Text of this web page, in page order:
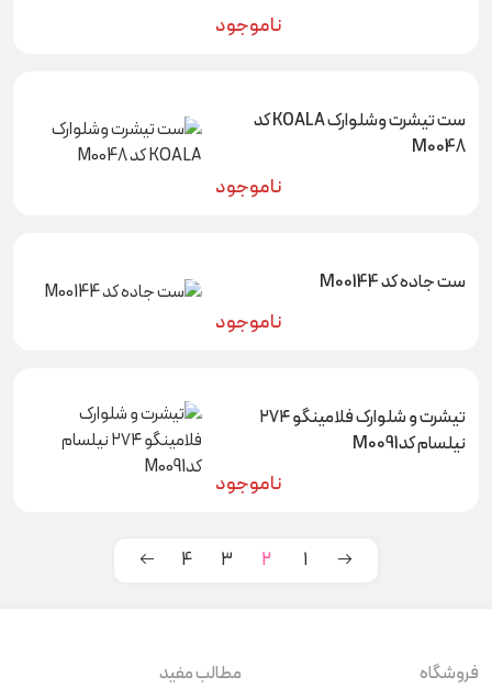
ناموجود
ست تیشرت وشلوارک KOALA کد
M0048
ناموجود
ست جاده کد M00144
ناموجود
تیشرت و شلوارک فلامینگو ۲۷۴
نیلسام کدM0091
ناموجود
1
2
3
4
فروشگاه
مطالب مفید